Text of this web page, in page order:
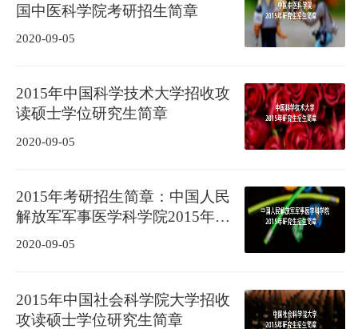
国中医科学院考研招生简章
2020-09-05
2015年中国科学技术大学招收攻
读硕士学位研究生简章
2020-09-05
2015年考研招生简章：中国人民
解放军军事医学科学院2015年研
究生招生简章
2020-09-05
2015年中国社会科学院大学招收
攻读硕士学位研究生简章